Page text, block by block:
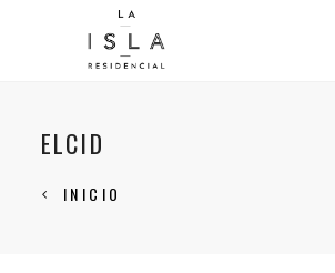
ELCID
INICIO